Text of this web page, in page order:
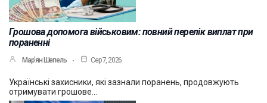
Грошова допомога військовим: повний перелік виплат при
пораненні
Мар’ян Шепель Сер 7, 2026
Українські захисники, які зазнали поранень, продовжують
отримувати грошове…